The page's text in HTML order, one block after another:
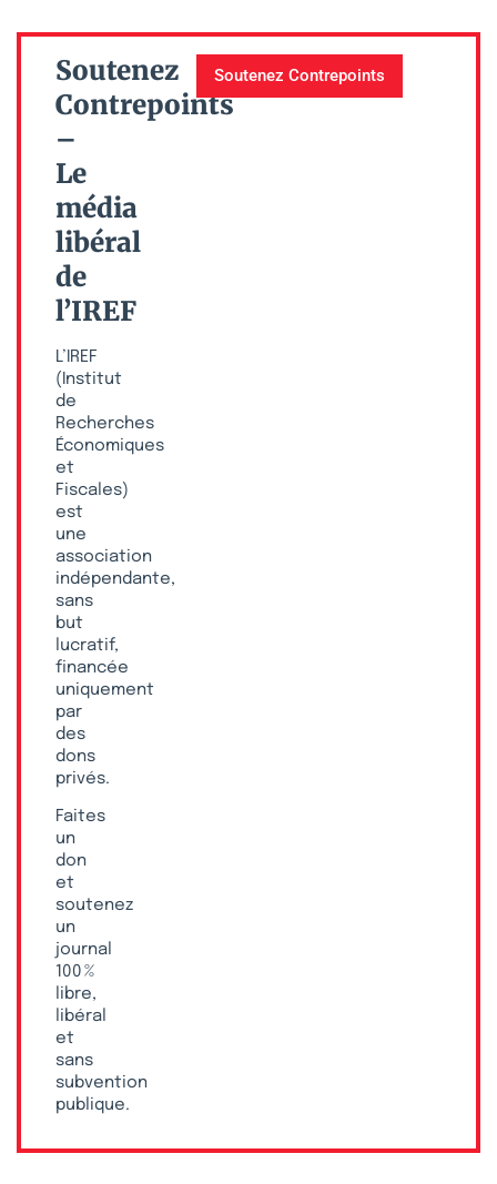
Soutenez
Contrepoints
–
Le
média
libéral
de
l’IREF
L’IREF
(Institut
de
Recherches
Économiques
et
Fiscales)
est
une
association
indépendante,
sans
but
lucratif,
financée
uniquement
par
des
dons
privés.
Faites
un
don
et
soutenez
un
journal
100 %
libre,
libéral
et
sans
subvention
publique.
Soutenez Contrepoints